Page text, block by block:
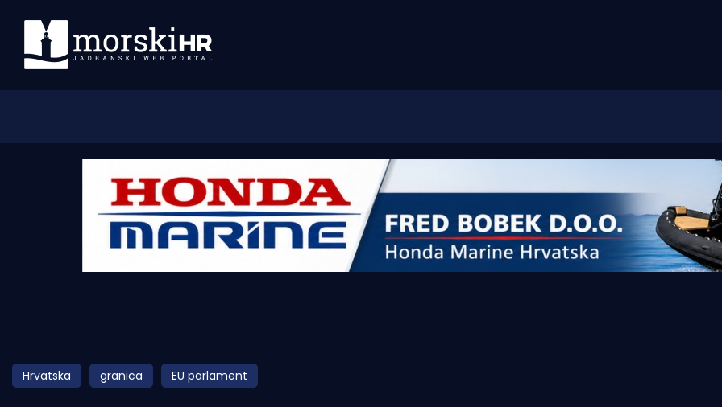
Morski plus
Pomorstvo
Hrvatska granica EU parlament